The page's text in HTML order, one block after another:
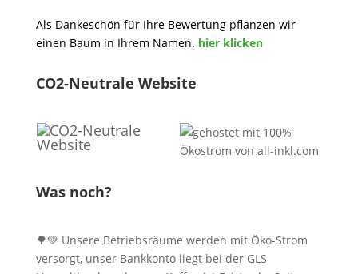
Als Dankeschön für Ihre Bewertung pflanzen wir
einen Baum in Ihrem Namen. hier klicken
CO2-Neutrale Website
Was noch?
🌳💚 Unsere Betriebsräume werden mit Öko-Strom
versorgt, unser Bankkonto liegt bei der GLS